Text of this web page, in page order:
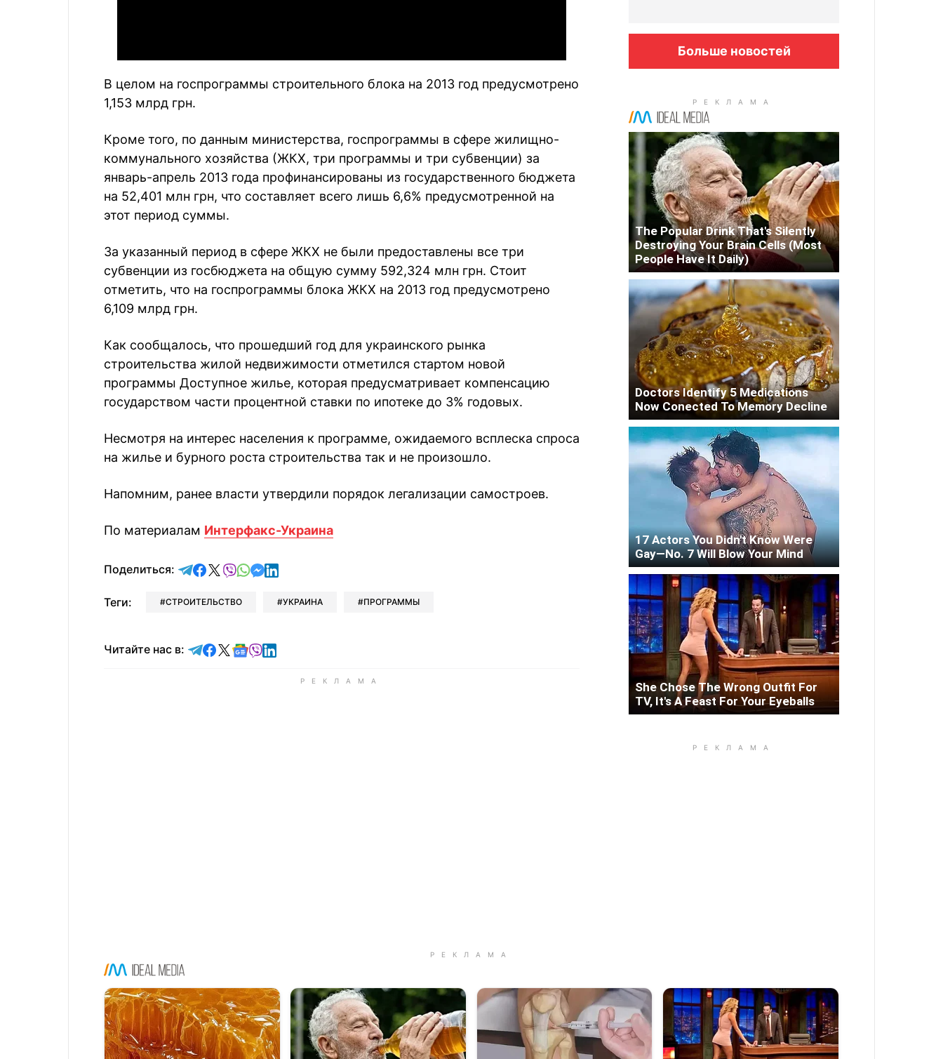
В целом на госпрограммы строительного блока на 2013 год предусмотрено
1,153 млрд грн.
Кроме того, по данным министерства, госпрограммы в сфере жилищно-
коммунального хозяйства (ЖКХ, три программы и три субвенции) за
январь-апрель 2013 года профинансированы из государственного бюджета
на 52,401 млн грн, что составляет всего лишь 6,6% предусмотренной на
этот период суммы.
За указанный период в сфере ЖКХ не были предоставлены все три
субвенции из госбюджета на общую сумму 592,324 млн грн. Стоит
отметить, что на госпрограммы блока ЖКХ на 2013 год предусмотрено
6,109 млрд грн.
Как сообщалось, что прошедший год для украинского рынка
строительства жилой недвижимости отметился стартом новой
программы Доступное жилье, которая предусматривает компенсацию
государством части процентной ставки по ипотеке до 3% годовых.
Несмотря на интерес населения к программе, ожидаемого всплеска спроса
на жилье и бурного роста строительства так и не произошло.
Напомним, ранее власти утвердили порядок легализации самостроев.
По материалам Интерфакс-Украина
Поделиться: отправить в Telegram
поделиться в Facebook
поделиться в X
отправить в Viber
отправить в Whatsapp
отправить в Messenger
отправить в LinkedIn
Теги: СТРОИТЕЛЬСТВО УКРАИНА ПРОГРАММЫ
Читайте нас в: Читайте в Telegram
Читайте в Facebook
Читайте в X
Читайте в Google news
Читайте в Viber
Читайте в LinkedIn
Больше новостей